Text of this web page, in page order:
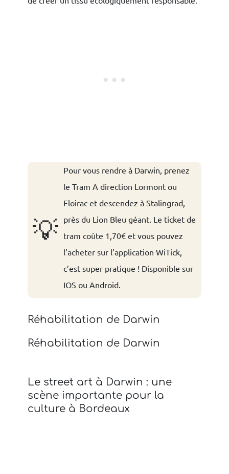
💡
Pour vous rendre à Darwin, prenez
le Tram A direction Lormont ou
Floirac et descendez à Stalingrad,
près du Lion Bleu géant. Le ticket de
tram coûte 1,70€ et vous pouvez
l’acheter sur l’application WiTick,
c’est super pratique ! Disponible sur
IOS ou Android.
Réhabilitation de Darwin
Réhabilitation de Darwin
Le street art à Darwin : une
scène importante pour la
culture à Bordeaux